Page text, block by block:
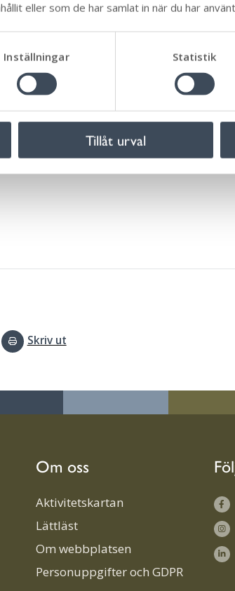
eller som de har samlat in när du har
Inställningar Statistik
Tillåt urval
belasta ditt barn med din oro.
för att ge stöd och erbjuda råd i alla
Skriv ut
Om oss
Aktivitetskartan
Lättläst
Om webbplatsen
Personuppgifter och GDPR